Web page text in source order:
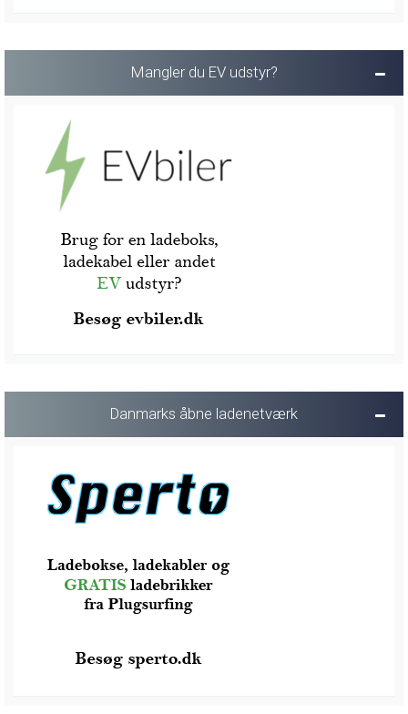
Mangler du EV udstyr?
Danmarks åbne ladenetværk